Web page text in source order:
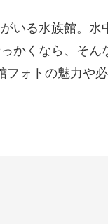
テクまで見逃せ
図を使ったかを
いる水族館。水
かくなら、そん
フォトの魅力や